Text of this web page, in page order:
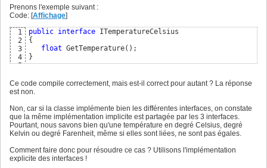
Prenons l'exemple suivant :
Code: [Affichage]
1
2
3
4
5
7
8
10
11
12
13
15
16
public interface
{
float GetTemperature( )
}
{
float
GetTemperature
public
interface
{
float GetTemperature ()
public class
Ce code compile correctement, mais est-il correct pour autant ? La réponse
est non.
Non, car si la classe implémente bien les différentes interfaces, on constate
que la même implémentation implicite est partagée par les 3 interfaces.
Pourtant, nous savons bien qu'une température en degré Celsius, degré
Kelvin ou degré Farenheit, même si elles sont liées, ne sont pas égales.
Comment faire donc pour résoudre ce cas ? Utilisons l'implémentation
explicite des interfaces !